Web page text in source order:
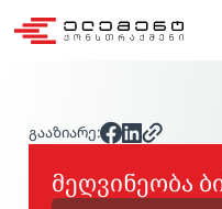
გააზიარე:
მეღვინეობა